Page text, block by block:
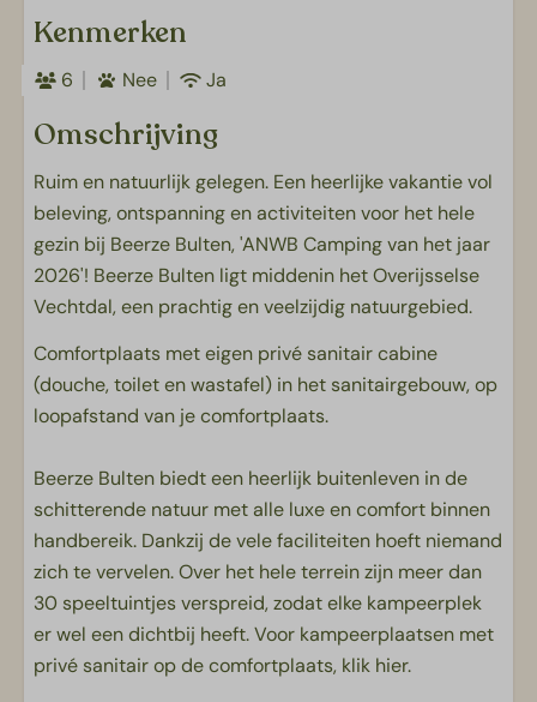
Kenmerken
6 Nee Ja
Omschrijving
Ruim en natuurlijk gelegen. Een heerlijke vakantie vol
beleving, ontspanning en activiteiten voor het hele
gezin bij Beerze Bulten, 'ANWB Camping van het jaar
2026'! Beerze Bulten ligt middenin het Overijsselse
Vechtdal, een prachtig en veelzijdig natuurgebied.
Comfortplaats met eigen privé sanitair cabine
(douche, toilet en wastafel) in het sanitairgebouw, op
loopafstand van je comfortplaats.
Beerze Bulten biedt een heerlijk buitenleven in de
schitterende natuur met alle luxe en comfort binnen
handbereik. Dankzij de vele faciliteiten hoeft niemand
zich te vervelen. Over het hele terrein zijn meer dan
30 speeltuintjes verspreid, zodat elke kampeerplek
er wel een dichtbij heeft. Voor kampeerplaatsen met
privé sanitair op de comfortplaats, klik hier.